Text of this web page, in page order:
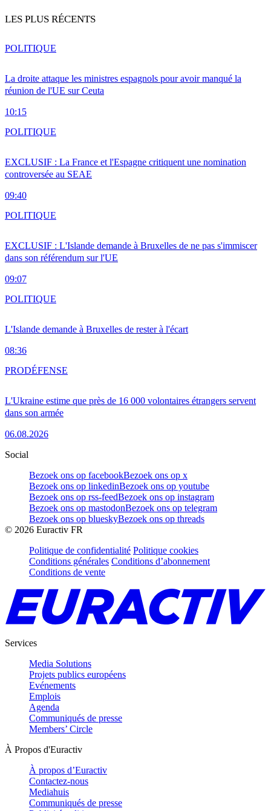
LES PLUS RÉCENTS
La droite attaque les ministres espagnols pour avoir manqué la
réunion de l'UE sur Ceuta
10:15
POLITIQUE
EXCLUSIF : La France et l'Espagne critiquent une nomination
controversée au SEAE
09:40
POLITIQUE
EXCLUSIF : L'Islande demande à Bruxelles de ne pas s'immiscer
dans son référendum sur l'UE
09:07
POLITIQUE
L'Islande demande à Bruxelles de rester à l'écart
08:36
POLITIQUE
L'Ukraine estime que près de 16 000 volontaires étrangers servent
dans son armée
06.08.2026
PRODÉFENSE
Social
Bezoek ons op facebookBezoek ons op x
Bezoek ons op linkedinBezoek ons op youtube
Bezoek ons op rss-feedBezoek ons op instagram
Bezoek ons op mastodonBezoek ons op telegram
Bezoek ons op blueskyBezoek ons op threads
© 2026 Euractiv FR
Politique de confidentialité Politique cookies
Conditions générales Conditions d’abonnement
Conditions de vente
Services
Media Solutions
Projets publics européens
Evénements
Emplois
Agenda
Communiqués de presse
Members’ Circle
À Propos d'Euractiv
À propos d’Euractiv
Contactez-nous
Mediahuis
Communiqués de presse